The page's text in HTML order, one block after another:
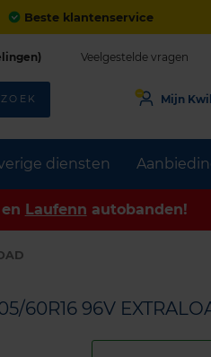
Beste klantenservice
diensten
Veelgestelde vragen
ZOEK Mijn
en Laufenn autobanden!
60R16 96V